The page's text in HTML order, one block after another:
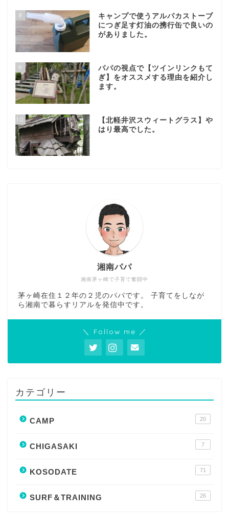
8
キャンプで使うアルパカストーブ
につぎ足す灯油の携行缶で良いの
がありました。
9
パパの視点で【ツインリンクもて
ぎ】をオススメする理由を紹介し
ます。
10
【北軽井沢スウィートグラス】や
はり最高でした。
湘南茅ヶ崎で子育て奮闘中
湘南パパ
茅ヶ崎在住１２年の２児のパパです。 子育てをしなが
ら湘南で暮らすリアルを発信中です。
＼ Follow me ／
カテゴリー
CAMP 20
CHIGASAKI 7
KOSODATE 71
SURF＆TRAINING 26